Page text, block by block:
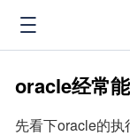
oracle经常
先看下oracle的执